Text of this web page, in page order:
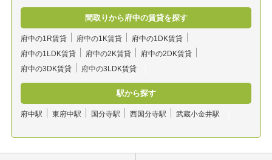
間取りから府中の賃貸を探す
府中の1R賃貸 府中の1K賃貸
府中の1DK賃貸
府中の1LDK賃貸
府中の2K賃貸
府中の2DK賃貸
府中の3DK賃貸
府中の3LDK賃貸
駅から探す
府中駅 東府中駅 国分寺駅 西国分寺駅 武蔵小金井駅